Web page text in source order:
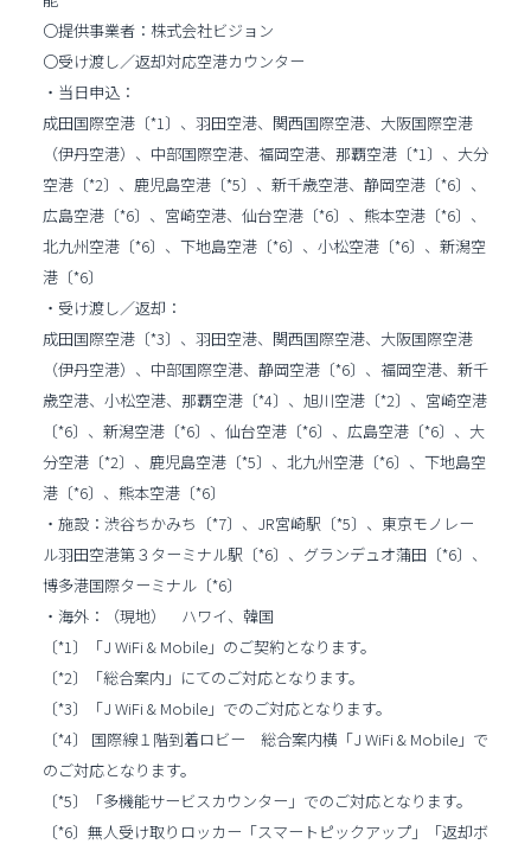
〇提供事業者：株式会社ビジョン
〇受け渡し／返却対応空港カウンター
・当日申込：
成田国際空港〔*1〕、羽田空港、関西国際空港、大阪国際空港
（伊丹空港）、中部国際空港、福岡空港、那覇空港〔*1〕、大分
空港〔*2〕、鹿児島空港〔*5〕、新千歳空港、静岡空港〔*6〕、
広島空港〔*6〕、宮崎空港、仙台空港〔*6〕、熊本空港〔*6〕、
北九州空港〔*6〕、下地島空港〔*6〕、小松空港〔*6〕、新潟空
港〔*6〕
・受け渡し／返却：
成田国際空港〔*3〕、羽田空港、関西国際空港、大阪国際空港
（伊丹空港）、中部国際空港、静岡空港〔*6〕、福岡空港、新千
歳空港、小松空港、那覇空港〔*4〕、旭川空港〔*2〕、宮崎空港
〔*6〕、新潟空港〔*6〕、仙台空港〔*6〕、広島空港〔*6〕、大
分空港〔*2〕、鹿児島空港〔*5〕、北九州空港〔*6〕、下地島空
港〔*6〕、熊本空港〔*6〕
・施設：渋谷ちかみち〔*7〕、JR宮崎駅〔*5〕、東京モノレー
ル羽田空港第３ターミナル駅〔*6〕、グランデュオ蒲田〔*6〕、
博多港国際ターミナル〔*6〕
・海外：（現地） ハワイ、韓国
〔*1〕「J WiFi & Mobile」のご契約となります。
〔*2〕「総合案内」にてのご対応となります。
〔*3〕「J WiFi & Mobile」でのご対応となります。
〔*4〕 国際線１階到着ロビー 総合案内横「J WiFi & Mobile」で
のご対応となります。
〔*5〕「多機能サービスカウンター」でのご対応となります。
〔*6〕無人受け取りロッカー「スマートピックアップ」「返却ボ